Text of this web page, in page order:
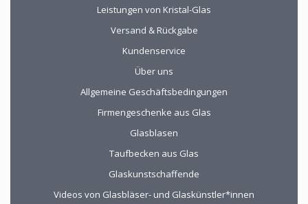
Leistungen von Kristal-Glas
Versand & Rückgabe
Kundenservice
Über uns
Allgemeine Geschäftsbedingungen
Firmengeschenke aus Glas
Glasblasen
Taufbecken aus Glas
Glaskunstschaffende
Videos von Glasbläser- und Glaskünstler*innen